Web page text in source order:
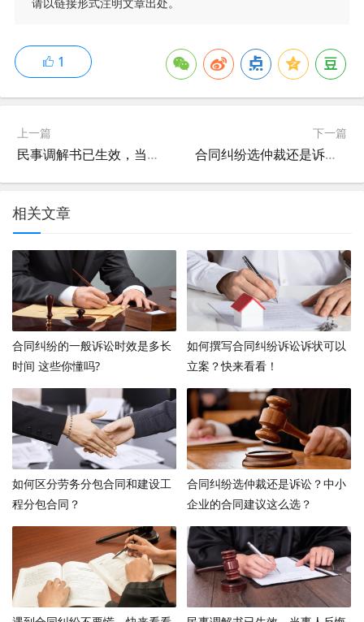
1
上一篇
民事调解书已生效，当事人反悔该怎么办?
下一篇
合同纠纷选仲裁还是诉讼？中小企业的合同建议这么选？
相关文章
合同纠纷的一般诉讼时效是多长
时间 这些你懂吗?
如何撰写合同纠纷诉讼诉状可以
立案？快来看看！
如何区分劳务分包合同和建设工
程分包合同？
合同纠纷选仲裁还是诉讼？中小
企业的合同建议这么选？